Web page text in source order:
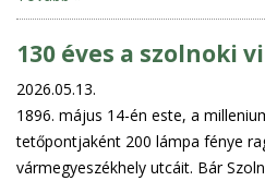
130 éves a szolnoki
2026.05.13.
1896. május 14-én este, a
tetőpontjaként 200 lámpa fénye
vármegyeszékhely utcáit. Bár